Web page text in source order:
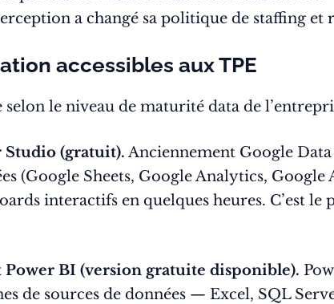
a changé sa politique de staffing et
accessibles aux TPE
le niveau de maturité data de
Studio (gratuit). Anciennement Google
(Google Sheets, Google Analytics, Google
interactifs en quelques heures. C’est
BI (version gratuite disponible).
de sources de données — Excel, SQL